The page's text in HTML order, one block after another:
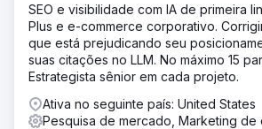
SEO e visibilidade com IA de primeira
Plus e e-commerce corporativo.
que está prejudicando seu
suas citações no LLM. No máximo 15
Estrategista sênior em cada projeto.
Ativa no seguinte país: United States
Pesquisa de mercado, Marketing de